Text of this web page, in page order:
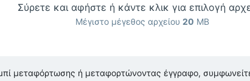
Σύρετε και αφήστε ή κάντε κλικ για επιλογή
Μέγιστο μέγεθος αρχείου 20 MB
μεταφόρτωσης ή μεταφορτώνοντας έγγραφο,